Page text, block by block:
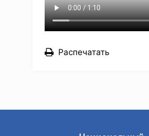
Распечатать